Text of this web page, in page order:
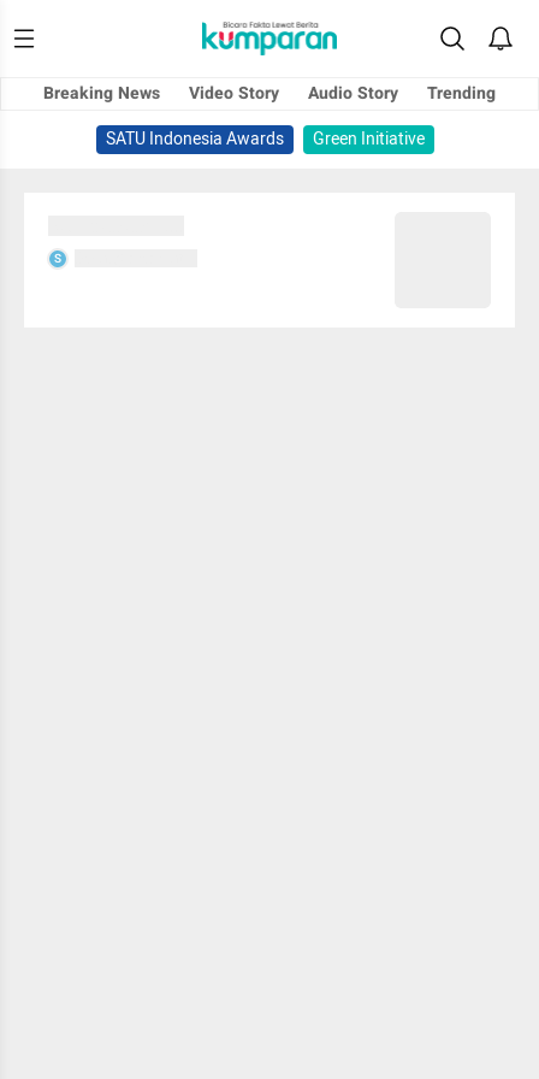
Breaking News Video Story Audio Story
Trending
SATU Indonesia Awards
Green Initiative
S